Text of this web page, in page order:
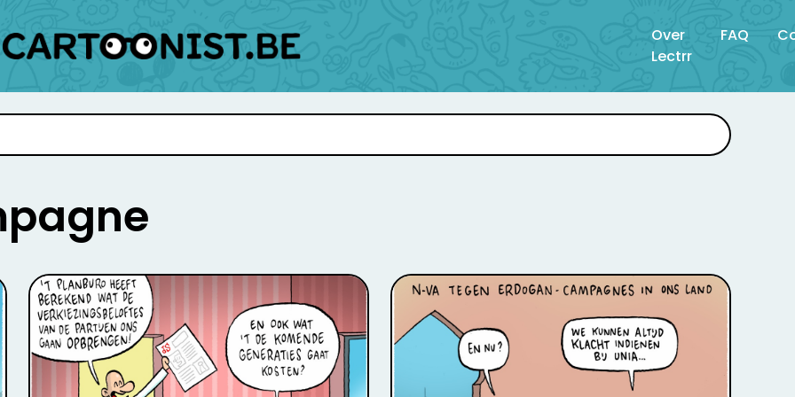
Over
Lectrr
FAQ